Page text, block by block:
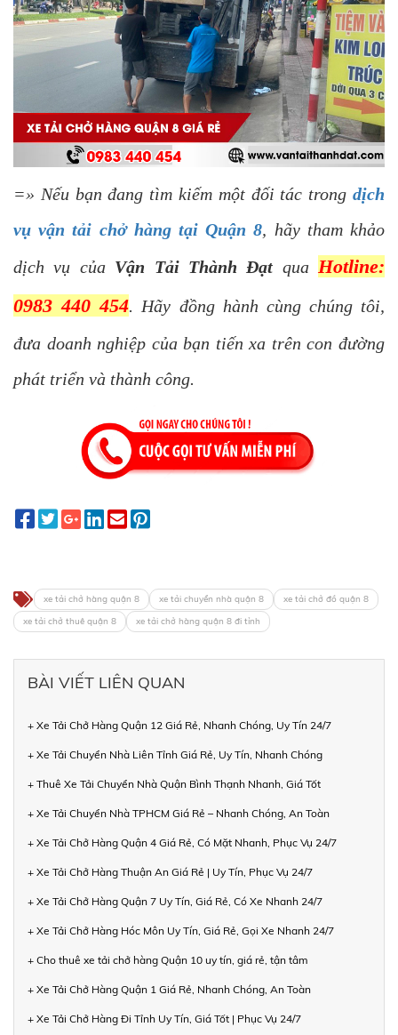
=» Nếu bạn đang tìm kiếm một đối tác trong dịch
vụ vận tải chở hàng tại Quận 8, hãy tham khảo
dịch vụ của Vận Tải Thành Đạt qua Hotline:
0983 440 454. Hãy đồng hành cùng chúng tôi,
đưa doanh nghiệp của bạn tiến xa trên con đường
phát triển và thành công.
xe tải chở hàng quận 8 xe tải chuyển nhà quận 8
xe tải chở đồ quận 8
xe tải chở thuê quận 8
xe tải chở hàng quận 8 đi tỉnh
BÀI VIẾT LIÊN QUAN
+ Xe Tải Chở Hàng Quận 12 Giá Rẻ, Nhanh Chóng, Uy Tín 24/7
+ Xe Tải Chuyển Nhà Liên Tỉnh Giá Rẻ, Uy Tín, Nhanh Chóng
+ Thuê Xe Tải Chuyển Nhà Quận Bình Thạnh Nhanh, Giá Tốt
+ Xe Tải Chuyển Nhà TPHCM Giá Rẻ – Nhanh Chóng, An Toàn
+ Xe Tải Chở Hàng Quận 4 Giá Rẻ, Có Mặt Nhanh, Phục Vụ 24/7
+ Xe Tải Chở Hàng Thuận An Giá Rẻ | Uy Tín, Phục Vụ 24/7
+ Xe Tải Chở Hàng Quận 7 Uy Tín, Giá Rẻ, Có Xe Nhanh 24/7
+ Xe Tải Chở Hàng Hóc Môn Uy Tín, Giá Rẻ, Gọi Xe Nhanh 24/7
+ Cho thuê xe tải chở hàng Quận 10 uy tín, giá rẻ, tận tâm
+ Xe Tải Chở Hàng Quận 1 Giá Rẻ, Nhanh Chóng, An Toàn
+ Xe Tải Chở Hàng Đi Tỉnh Uy Tín, Giá Tốt | Phục Vụ 24/7